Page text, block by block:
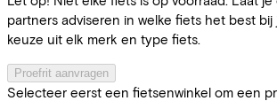
partners adviseren in welke fiets het best
keuze uit elk merk en type fiets.
Proefrit aanvragen
Selecteer eerst een fietsenwinkel om een